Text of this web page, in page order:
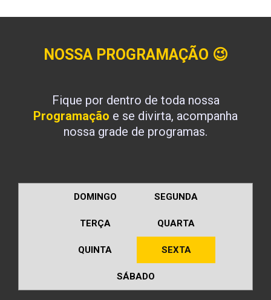
NOSSA PROGRAMAÇÃO 😉
Fique por dentro de toda nossa
Programação e se divirta, acompanha
nossa grade de programas.
DOMINGO SEGUNDA
TERÇA QUARTA
QUINTA SEXTA
SÁBADO